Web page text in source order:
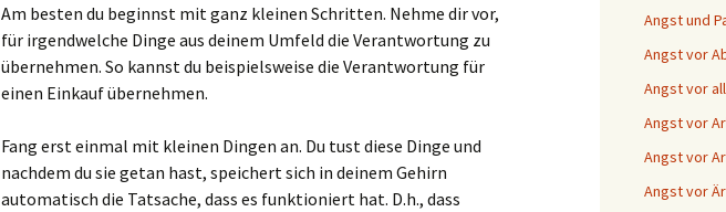
Am besten du beginnst mit ganz kleinen Schritten. Nehme dir vor,
für irgendwelche Dinge aus deinem Umfeld die Verantwortung zu
übernehmen. So kannst du beispielsweise die Verantwortung für
einen Einkauf übernehmen.
Fang erst einmal mit kleinen Dingen an. Du tust diese Dinge und
nachdem du sie getan hast, speichert sich in deinem Gehirn
automatisch die Tatsache, dass es funktioniert hat. D.h., dass
Angst und
Angst vor
Angst vor
Angst vor
Angst vor
Angst vor